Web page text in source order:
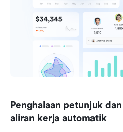
Penghalaan petunjuk
aliran kerja automatik